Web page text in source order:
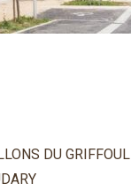
DU GRIFFOUL